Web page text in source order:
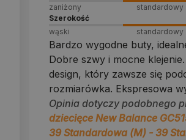
zaniżony
standardowy
Szerokość
wąski
standardowy
Bardzo wygodne buty,
Dobre szwy i mocne
design, który zawsze się
rozmiarówka. Ekspresowa
Opinia dotyczy podobnego
dziecięce New Balance
39 Standardowa (M) - 39